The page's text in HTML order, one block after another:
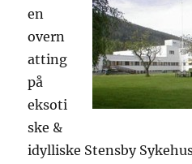
en
overn
atting
på
eksoti
ske &
idylliske Stensby